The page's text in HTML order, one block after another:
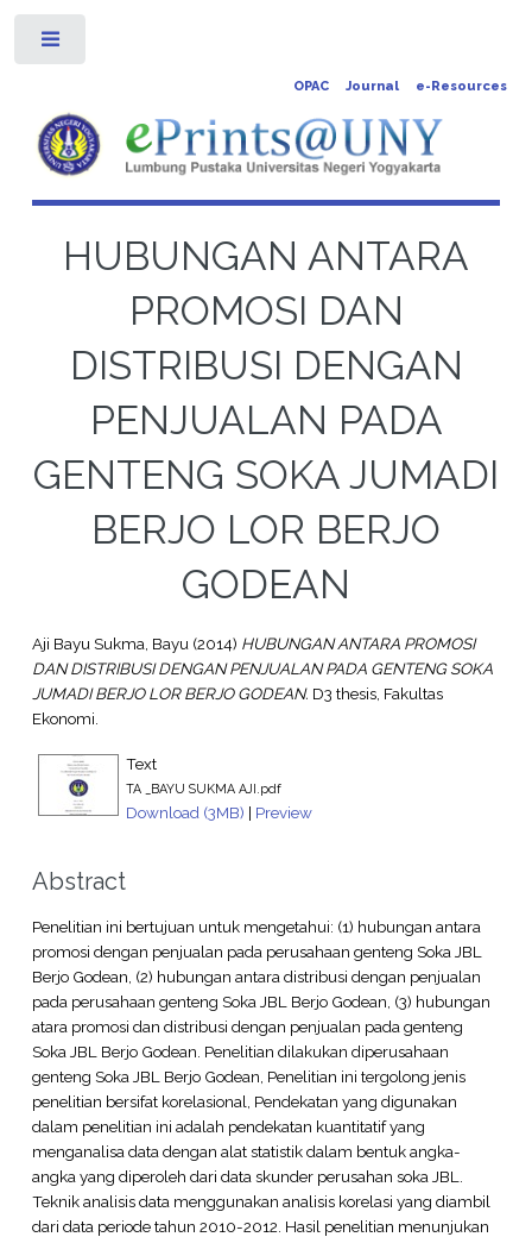
OPAC Journal e-Resources
HUBUNGAN ANTARA
PROMOSI DAN
DISTRIBUSI DENGAN
PENJUALAN PADA
GENTENG SOKA JUMADI
BERJO LOR BERJO
GODEAN
Aji Bayu Sukma, Bayu(2014) HUBUNGAN ANTARA PROMOSI
DAN DISTRIBUSI DENGAN PENJUALAN PADA GENTENG SOKA
JUMADI BERJO LOR BERJO GODEAN. D3 thesis, Fakultas
Ekonomi.
Text
TA _BAYU SUKMA AJI.pdf
Download (3MB) | Preview
Abstract
Penelitian ini bertujuan untuk mengetahui: (1) hubungan antara
promosi dengan penjualan pada perusahaan genteng Soka JBL
Berjo Godean, (2) hubungan antara distribusi dengan penjualan
pada perusahaan genteng Soka JBL Berjo Godean, (3) hubungan
atara promosi dan distribusi dengan penjualan pada genteng
Soka JBL Berjo Godean. Penelitian dilakukan diperusahaan
genteng Soka JBL Berjo Godean, Penelitian ini tergolong jenis
penelitian bersifat korelasional, Pendekatan yang digunakan
dalam penelitian ini adalah pendekatan kuantitatif yang
menganalisa data dengan alat statistik dalam bentuk angka-
angka yang diperoleh dari data skunder perusahan soka JBL.
Teknik analisis data menggunakan analisis korelasi yang diambil
dari data periode tahun 2010-2012. Hasil penelitian menunjukan